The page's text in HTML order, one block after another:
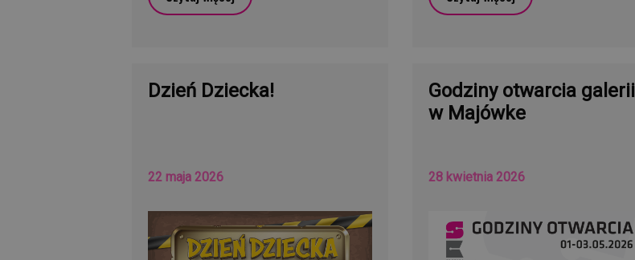
Dzień Dziecka!
22 maja 2026
Godziny otwarcia galerii
w Majówke
28 kwietnia 2026